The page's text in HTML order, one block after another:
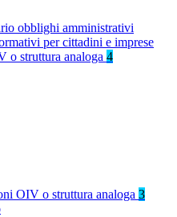
obblighi amministrativi
per cittadini e imprese
o struttura analoga 4
OIV o struttura analoga 3